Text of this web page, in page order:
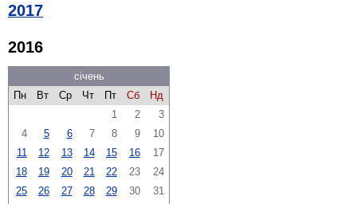
2017
2016
січень
Пн
Вт Ср Чт Пт Сб
Нд
1
2
3
4
5 6 7 8 9
10
11
12 13 14 15 16
17
18
19 20 21 22 23
24
25
26 27 28 29 30 31